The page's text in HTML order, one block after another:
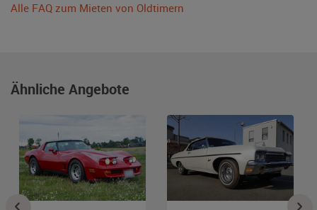
Alle FAQ zum Mieten von Oldtimern
Ähnliche Angebote